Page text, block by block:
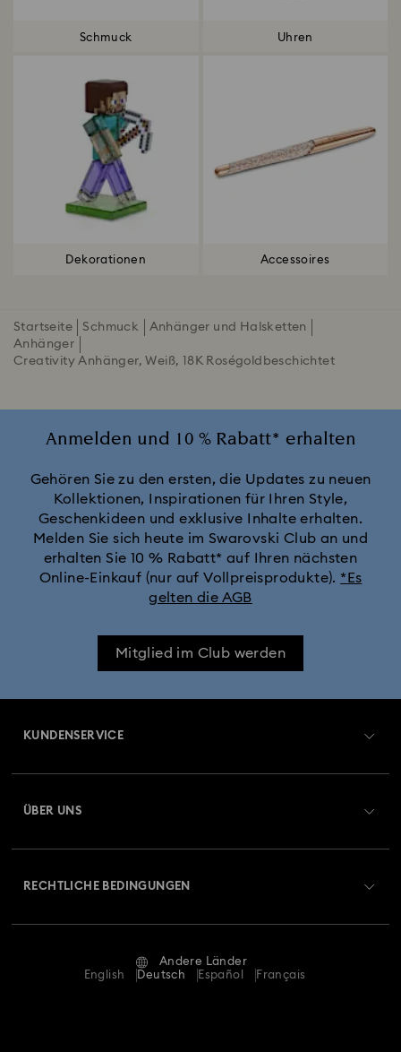
Schmuck Uhren
Dekorationen Accessoires
Startseite Schmuck
Anhänger und Halsketten
Anhänger
Creativity Anhänger, Weiß, 18K Roségoldbeschichtet
Anmelden und 10 % Rabatt* erhalten
Gehören Sie zu den ersten, die Updates zu neuen
Kollektionen, Inspirationen für Ihren Style,
Geschenkideen und exklusive Inhalte erhalten.
Melden Sie sich heute im Swarovski Club an und
erhalten Sie 10 % Rabatt* auf Ihren nächsten
Online-Einkauf (nur auf Vollpreisprodukte). *Es
gelten die AGB
Mitglied im Club werden
KUNDENSERVICE
ÜBER UNS
RECHTLICHE BEDINGUNGEN
Andere Länder
English
Deutsch Español Français